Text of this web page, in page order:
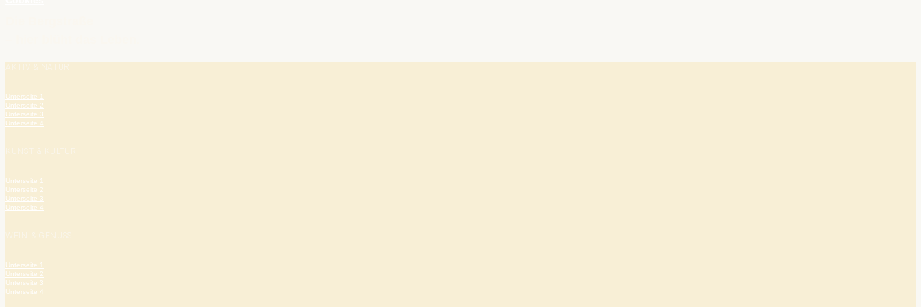
Unterseite 1
Unterseite 2
Unterseite 3
Unterseite 4
Unterseite 1
Unterseite 2
Unterseite 3
Unterseite 4
Unterseite 1
Unterseite 2
Unterseite 3
Unterseite 4